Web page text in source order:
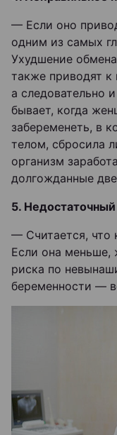
— Если оно
одним из самых
Ухудшение
также приводят
а следовательно
бывает, когда
забеременеть, в
телом, сбросила
организм
долгожданные
5. Недостаточный
— Считается, что
Если она меньше,
риска по
беременности —